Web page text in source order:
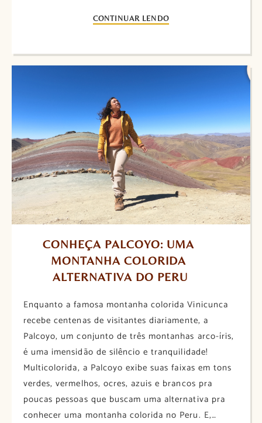
CONTINUAR LENDO
CONHEÇA PALCOYO: UMA
MONTANHA COLORIDA
ALTERNATIVA DO PERU
Enquanto a famosa montanha colorida Vinicunca
recebe centenas de visitantes diariamente, a
Palcoyo, um conjunto de três montanhas arco-íris,
é uma imensidão de silêncio e tranquilidade!
Multicolorida, a Palcoyo exibe suas faixas em tons
verdes, vermelhos, ocres, azuis e brancos pra
poucas pessoas que buscam uma alternativa pra
conhecer uma montanha colorida no Peru. E,…